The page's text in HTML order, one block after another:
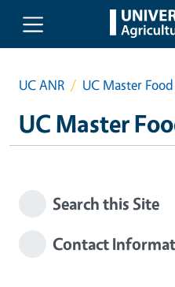
Skip to main content
UC ANR UC Master
UC Master
Search this Site
Contact